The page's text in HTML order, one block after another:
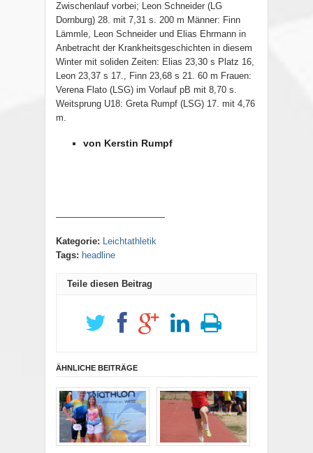
Zwischenlauf vorbei; Leon Schneider (LG
Dornburg) 28. mit 7,31 s. 200 m Männer: Finn
Lämmle, Leon Schneider und Elias Ehrmann in
Anbetracht der Krankheitsgeschichten in diesem
Winter mit soliden Zeiten: Elias 23,30 s Platz 16,
Leon 23,37 s 17., Finn 23,68 s 21. 60 m Frauen:
Verena Flato (LSG) im Vorlauf pB mit 8,70 s.
Weitsprung U18: Greta Rumpf (LSG) 17. mit 4,76
m.
von Kerstin Rumpf
————————————
Kategorie: Leichtathletik
Tags: headline
Teile diesen Beitrag
ÄHNLICHE BEITRÄGE